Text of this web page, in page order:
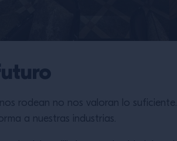
rodean no nos valoran lo
a nuestras industrias.